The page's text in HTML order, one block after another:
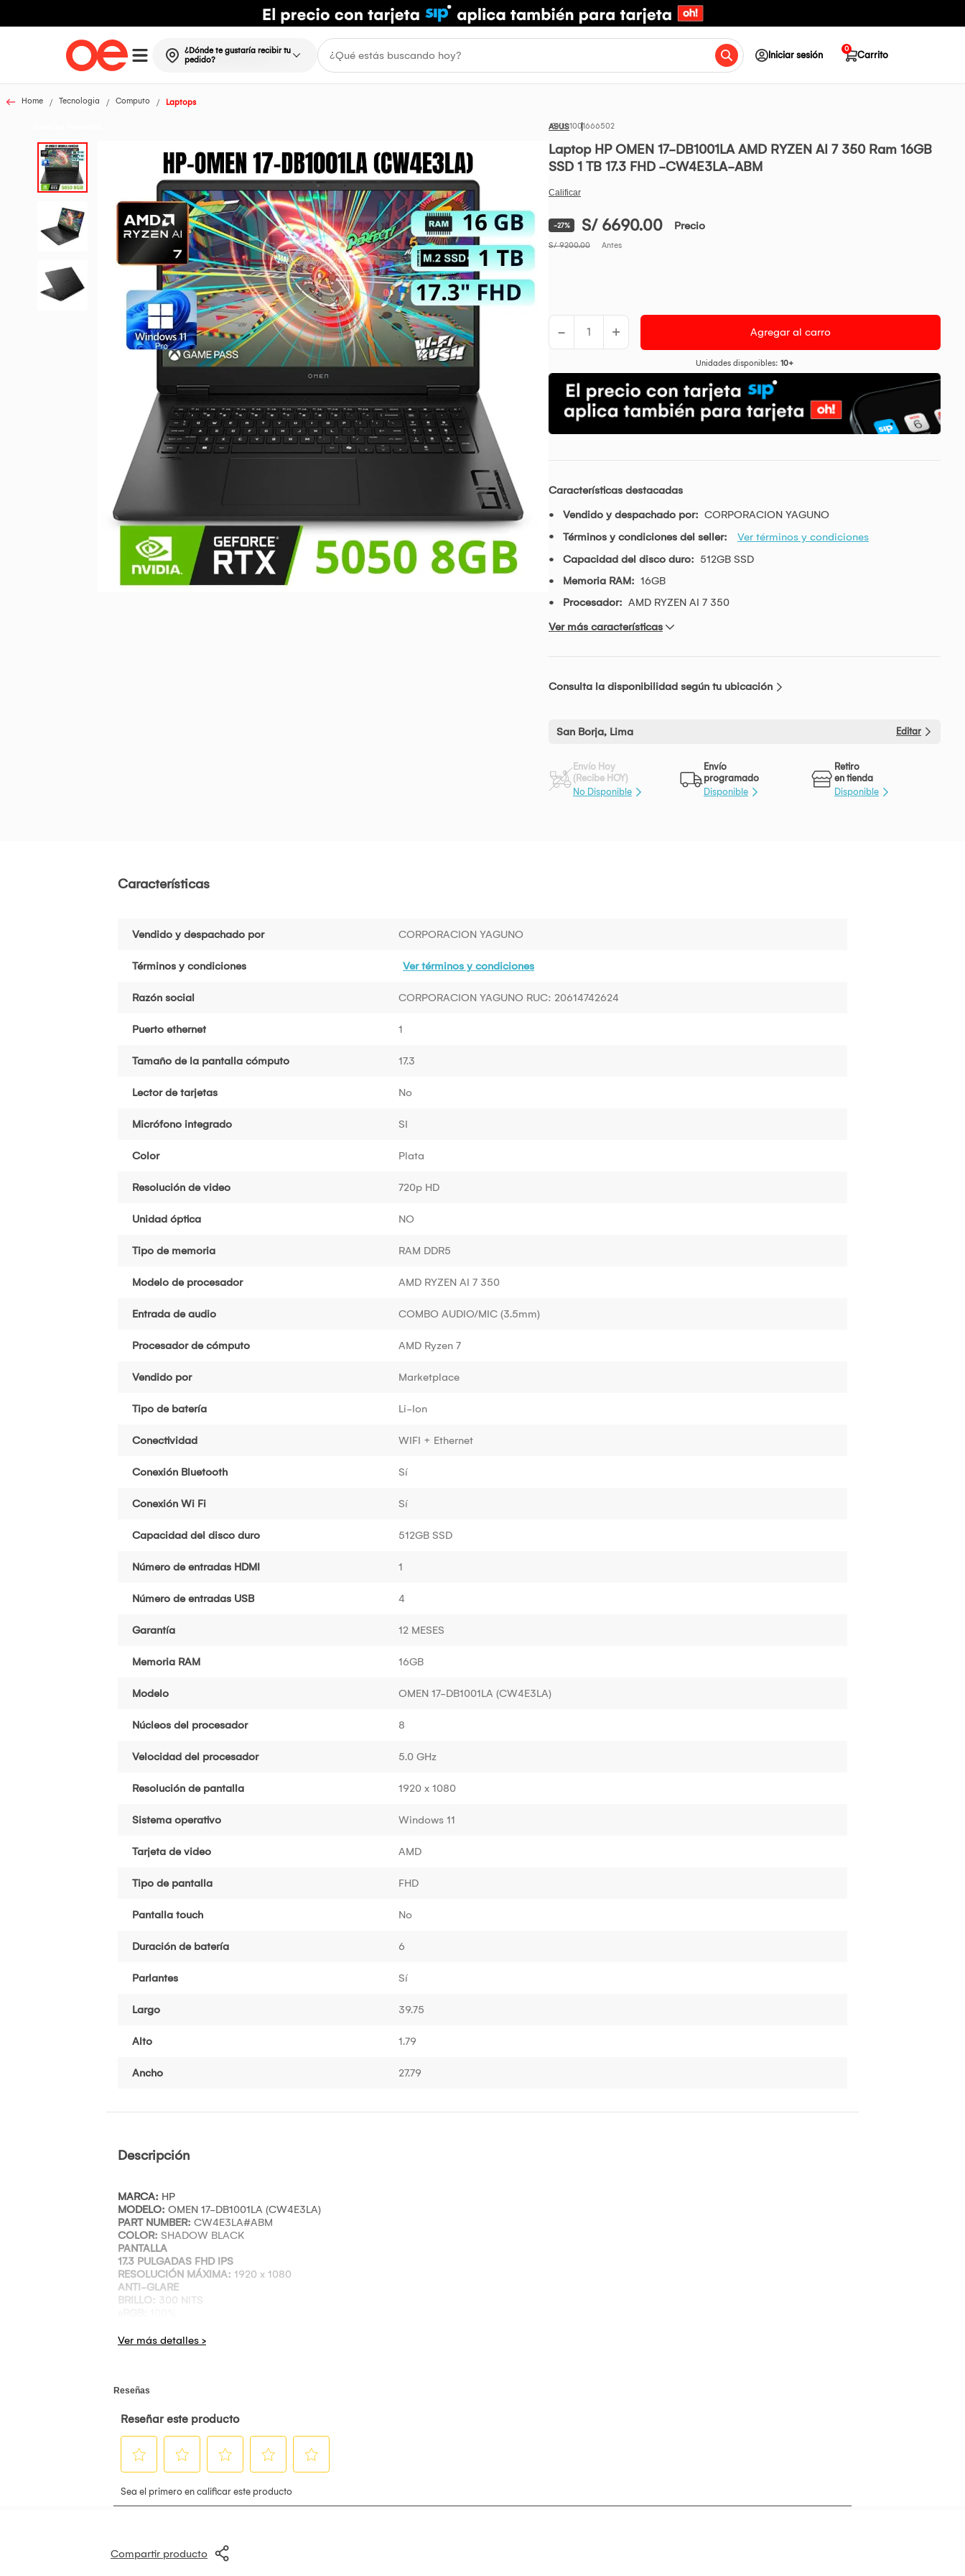
¿Dónde te gustaría recibir tu
pedido?
Iniciar sesión Carrito
0
Home Tecnologia Computo Laptops
ASUS1001666502
Laptop HP OMEN 17-DB1001LA AMD RYZEN AI 7 350 Ram 16GB
SSD 1 TB 17.3 FHD -CW4E3LA-ABM
-27% S/ 6690.00 Precio
S/ 9200.00 Antes
- + Agregar al carro
Unidades disponibles: 10+
Características destacadas
Vendido y despachado por: CORPORACION YAGUNO
Términos y condiciones del seller:
Ver términos y condiciones
Capacidad del disco duro: 512GB SSD
Memoria RAM: 16GB
Procesador: AMD RYZEN AI 7 350
Ver más características
Consulta la disponibilidad según tu ubicación
San Borja, Lima Editar
Envío Hoy
(Recibe HOY)
No Disponible
Envío
programado
Disponible
Retiro
en tienda
Disponible
Características
Vendido y despachado por CORPORACION YAGUNO
Términos y condiciones Ver términos y condiciones
Razón social CORPORACION YAGUNO RUC: 20614742624
Puerto ethernet 1
Tamaño de la pantalla cómputo 17.3
Lector de tarjetas No
Micrófono integrado SI
Color Plata
Resolución de video 720p HD
Unidad óptica NO
Tipo de memoria RAM DDR5
Modelo de procesador AMD RYZEN AI 7 350
Entrada de audio COMBO AUDIO/MIC (3.5mm)
Procesador de cómputo AMD Ryzen 7
Vendido por Marketplace
Tipo de batería Li-Ion
Conectividad WIFI + Ethernet
Conexión Bluetooth Sí
Conexión Wi Fi Sí
Capacidad del disco duro 512GB SSD
Número de entradas HDMI 1
Número de entradas USB 4
Garantía 12 MESES
Memoria RAM 16GB
Modelo OMEN 17-DB1001LA (CW4E3LA)
Núcleos del procesador 8
Velocidad del procesador 5.0 GHz
Resolución de pantalla 1920 x 1080
Sistema operativo Windows 11
Tarjeta de video AMD
Tipo de pantalla FHD
Pantalla touch No
Duración de batería 6
Parlantes Sí
Largo 39.75
Alto 1.79
Ancho 27.79
Descripción
MARCA: HP
MODELO: OMEN 17-DB1001LA (CW4E3LA)
PART NUMBER: CW4E3LA#ABM
COLOR: SHADOW BLACK
PANTALLA
17.3 PULGADAS FHD IPS
RESOLUCIÓN MÁXIMA: 1920 x 1080
ANTI-GLARE
BRILLO: 300 NITS
TIEMPO DE RESPUESTA:
HASTA 5.0 GHZ
8 NÚCLEOS / 16 HILOS
16 GB DDR5
5600 MT/s
CONFIGURACIÓN: 2 x 8 GB
1 TB SSD M.2
PCIe NVMe
VIDEO INDEPENDIENTE:
Compartir producto